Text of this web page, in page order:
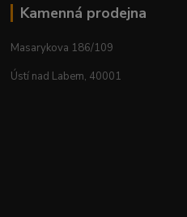
Kamenná prodejna
Masarykova 186/109
Ústí nad Labem, 40001